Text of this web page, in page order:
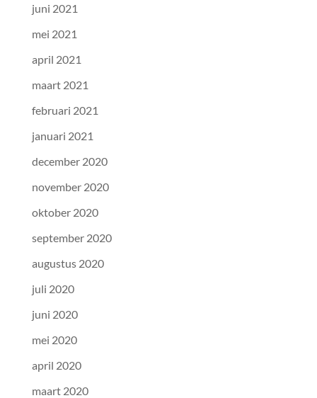
juni 2021
mei 2021
april 2021
maart 2021
februari 2021
januari 2021
december 2020
november 2020
oktober 2020
september 2020
augustus 2020
juli 2020
juni 2020
mei 2020
april 2020
maart 2020